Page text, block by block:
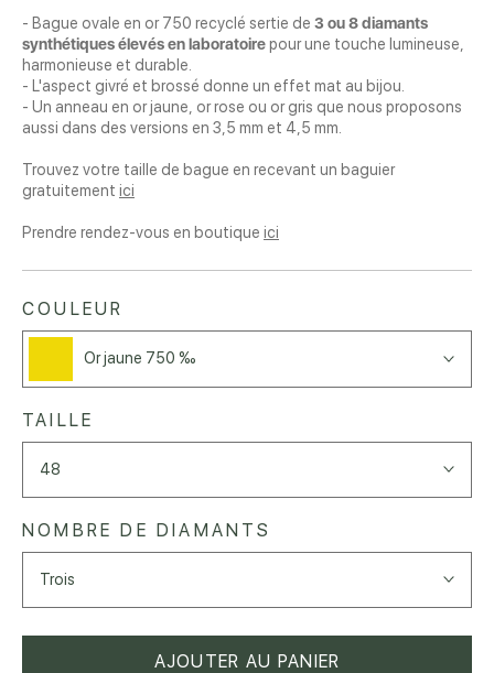
- Bague ovale en or 750 recyclé sertie de 3 ou 8 diamants
synthétiques élevés en laboratoirepour une touche lumineuse,
harmonieuse et durable.
- L'aspect givré et brossé donne un effet mat au bijou.
- Un anneau en or jaune, or rose ou or gris que nous proposons
aussi dans des versions en 3,5 mm et 4,5 mm.
Trouvez votre taille de bague en recevant un baguier
gratuitement ici
Prendre rendez-vous en boutique ici
COULEUR
Or jaune 750 ‰
TAILLE
48
NOMBRE DE DIAMANTS
Trois
AJOUTER AU PANIER